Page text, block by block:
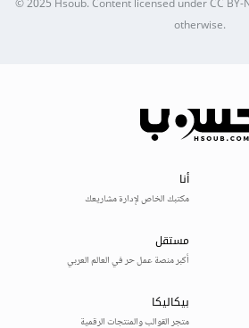
© 2025Hsoub.Content licensed underCC
otherwise.